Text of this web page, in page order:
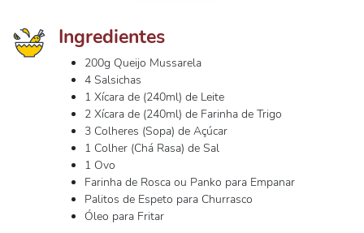
Ingredientes
200g Queijo Mussarela
4 Salsichas
1 Xícara de (240ml) de Leite
2 Xícara de (240ml) de Farinha de Trigo
3 Colheres (Sopa) de Açúcar
1 Colher (Chá Rasa) de Sal
1 Ovo
Farinha de Rosca ou Panko para Empanar
Palitos de Espeto para Churrasco
Óleo para Fritar